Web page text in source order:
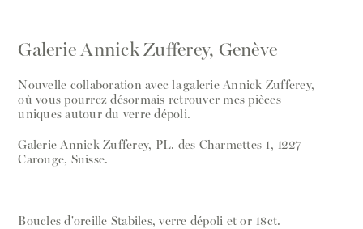
Galerie Annick Zufferey, Genève
Nouvelle collaboration avec la galerie Annick Zufferey,
où vous pourrez désormais retrouver mes pièces
uniques autour du verre dépoli.
Galerie Annick Zufferey, PL. des Charmettes 1, 1227
Carouge, Suisse.
Boucles d'oreille Stabiles, verre dépoli et or 18ct.